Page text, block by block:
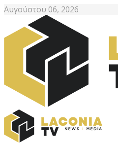
Αυγούστου 06, 2026